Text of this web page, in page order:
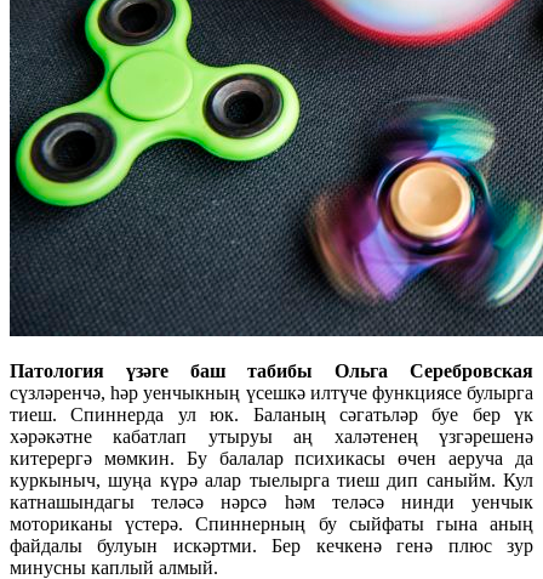
Патология үзәге баш табибы Ольга Серебровская
сүзләренчә, һәр уенчыкның үсешкә илтүче функциясе булырга
тиеш. Спиннерда ул юк. Баланың сәгатьләр буе бер үк
хәрәкәтне кабатлап утыруы аң халәтенең үзгәрешенә
китерергә мөмкин. Бу балалар психикасы өчен аеруча да
куркыныч, шуңа күрә алар тыелырга тиеш дип саныйм. Кул
катнашындагы теләсә нәрсә һәм теләсә нинди уенчык
моториканы үстерә. Спиннерның бу сыйфаты гына аның
файдалы булуын искәртми. Бер кечкенә генә плюс зур
минусны каплый алмый.